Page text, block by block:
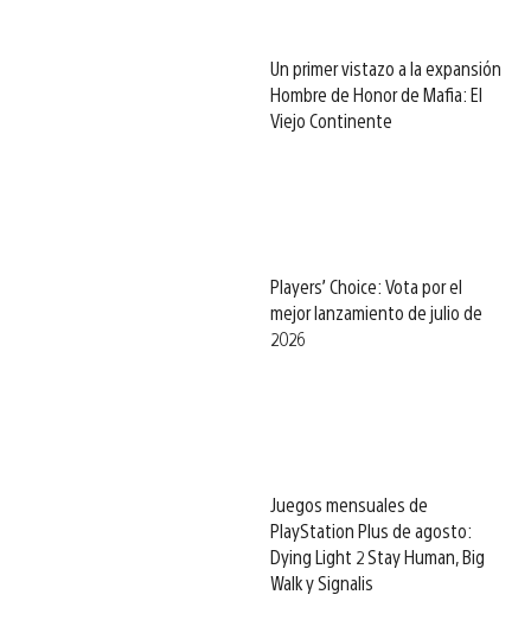
Un primer vistazo a la expansión
Hombre de Honor de Mafia: El
Viejo Continente
Players’ Choice: Vota por el
mejor lanzamiento de julio de
2026
Juegos mensuales de
PlayStation Plus de agosto:
Dying Light 2 Stay Human, Big
Walk y Signalis